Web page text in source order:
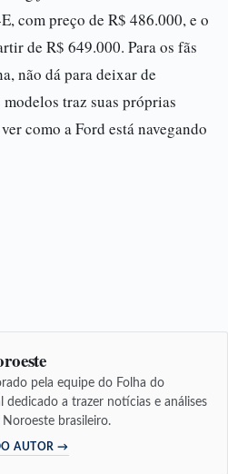
com preço de R$ 486.000, e o
de R$ 649.000. Para os fãs
não dá para deixar de
traz suas próprias
como a Ford está navegando
pela equipe do Folha do
dedicado a trazer notícias e análises
brasileiro.
AUTOR →